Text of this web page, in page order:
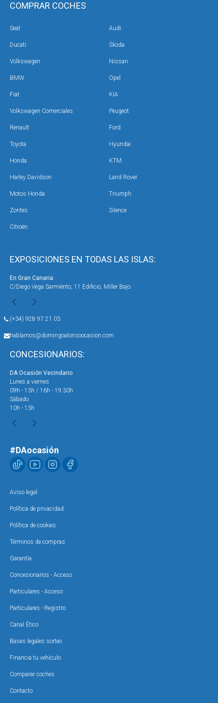
EXPOSICIONES EN TODAS LAS ISLAS:
En Gran Canaria:
C/Diego Vega Sarmiento, 11 Edificio, Miller Bajo
(+34) 928 97 21 03
hablamos@domingoalonsoocasion.com
CONCESIONARIOS:
DA Ocasión Vecindario
Lunes a viernes
09h - 13h / 16h - 19:30h
Sábado
10h - 13h
COMPRAR COCHES
Seat Audi
Ducati Škoda
Volkswagen Nissan
BMW Opel
Fiat KIA
Volkswagen Comerciales Peugeot
Renault Ford
Toyota Hyundai
Honda KTM
Harley Davidson Land Rover
Motos Honda Triumph
Zontes Silence
Citroën
#DAocasión
Aviso legal
Política de privacidad
Política de cookies
Términos de compras
Garantía
Concesionarios - Acceso
Particulares - Acceso
Particulares - Registro
Canal Ético
Bases legales sorteo
Financia tu vehículo
Comparar coches
Contacto